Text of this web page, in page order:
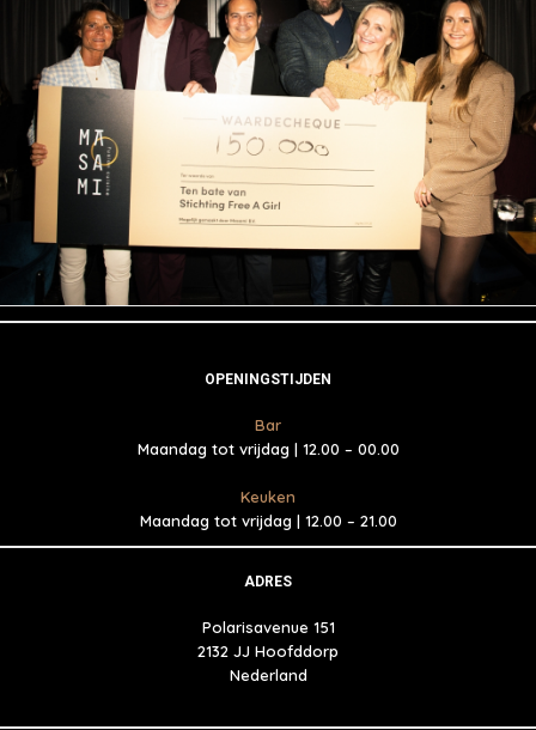
OPENINGSTIJDEN
Bar
Maandag tot vrijdag | 12.00 – 00.00
Keuken
Maandag tot vrijdag | 12.00 – 21.00
ADRES
Polarisavenue 151
2132 JJ Hoofddorp
Nederland